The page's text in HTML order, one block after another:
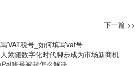
下一篇 >>
VAT税号_如何填写vat号
紧随数字化时代脚步成为市场新商机